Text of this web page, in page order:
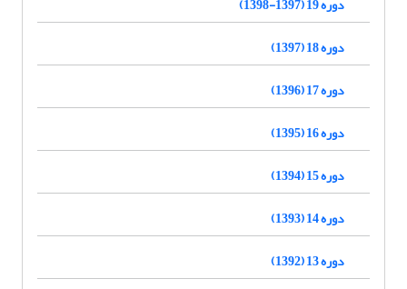
دوره 18 (1397)
دوره 17 (1396)
دوره 16 (1395)
دوره 15 (1394)
دوره 14 (1393)
دوره 13 (1392)